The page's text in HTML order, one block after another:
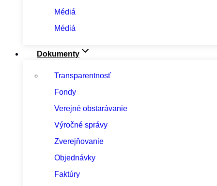
Médiá
Médiá
Dokumenty
Transparentnosť
Fondy
Verejné obstarávanie
Výročné správy
Zverejňovanie
Objednávky
Faktúry